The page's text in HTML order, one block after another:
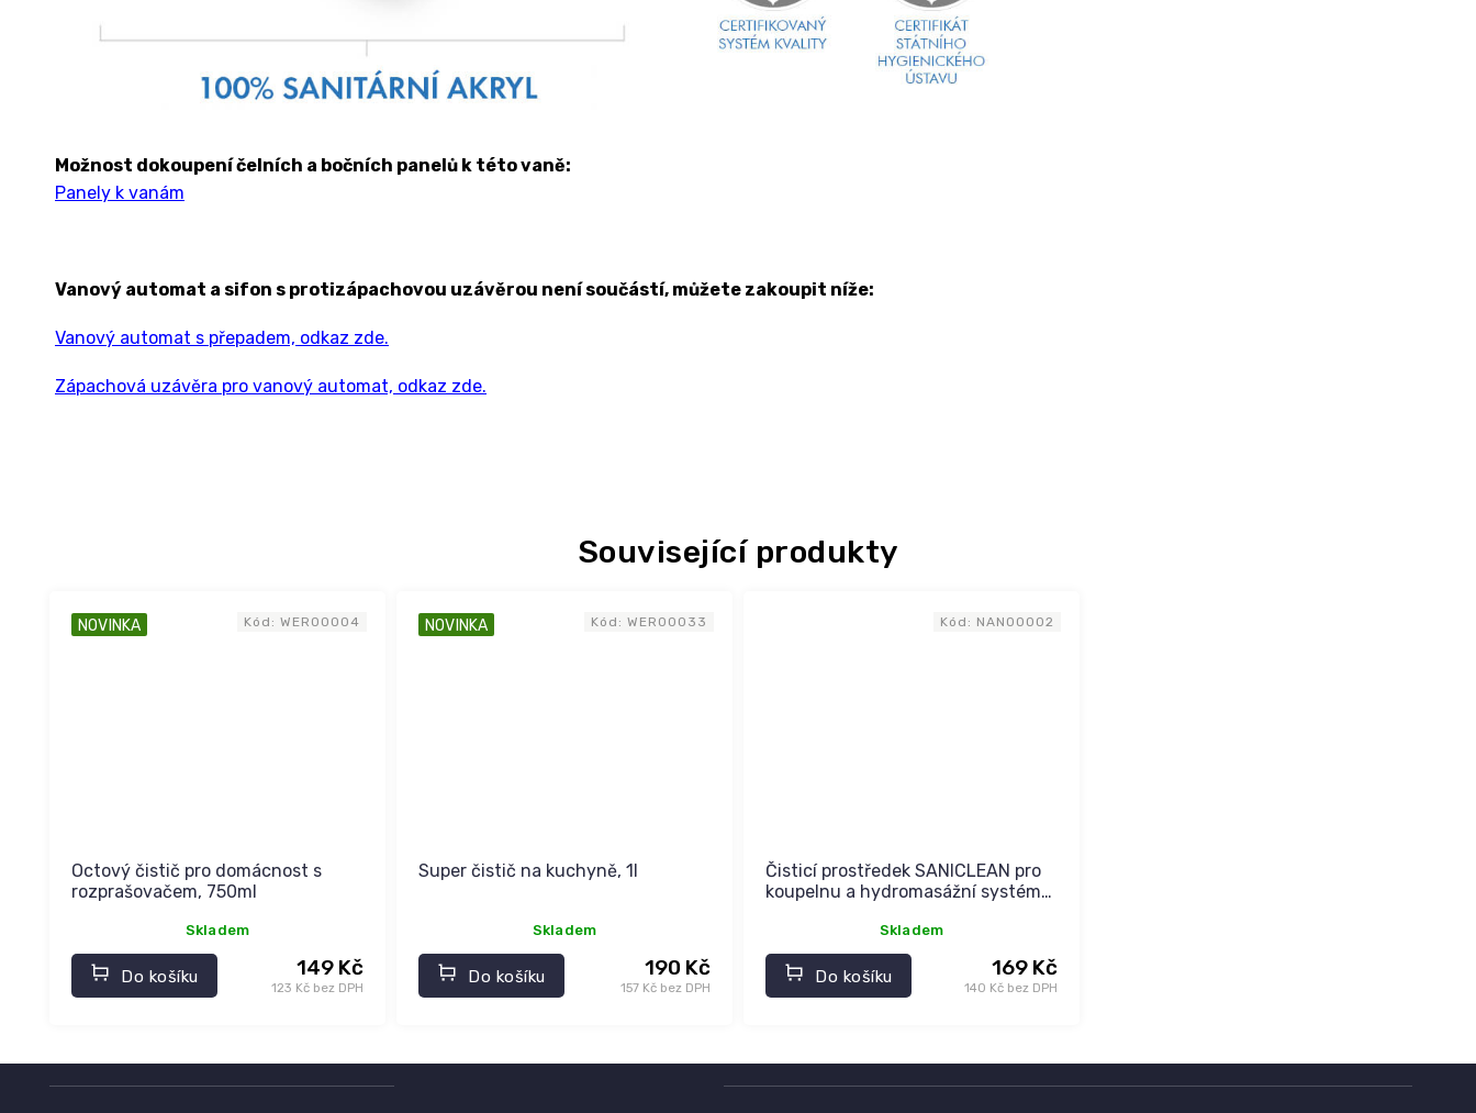
Související produkty
NOVINKA
Octový čistič pro domácnost s
rozprašovačem, 750ml
Skladem
123 Kč bez DPH
149 Kč
Do košíku
Kód: WER00004 NOVINKA
Super čistič na kuchyně, 1l
Skladem
157 Kč bez DPH
190 Kč
Do košíku
Kód: WER00033
Čisticí prostředek SANICLEAN pro
koupelnu a hydromasážní systém
Skladem
140 Kč bez DPH
169 Kč
Do košíku
Kód: NAN00002
Možnost dokoupení čelních a bočních panelů k této vaně:
Panely k vanám
Vanový automat a sifon s protizápachovou uzávěrou není součástí, můžete zakoupit níže:
Vanový automat s přepadem, odkaz zde.
Zápachová uzávěra pro vanový automat, odkaz zde.